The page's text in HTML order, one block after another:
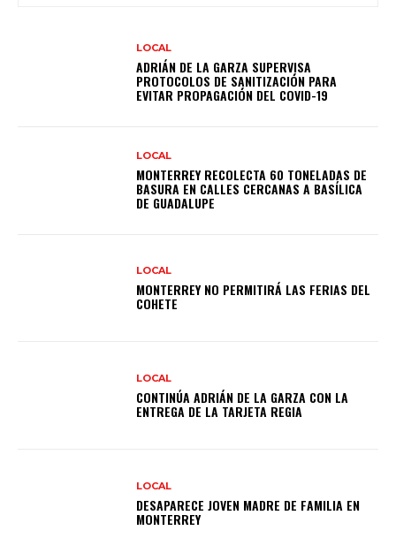
LOCAL
ADRIÁN DE LA GARZA SUPERVISA
PROTOCOLOS DE SANITIZACIÓN PARA
EVITAR PROPAGACIÓN DEL COVID-19
LOCAL
MONTERREY RECOLECTA 60 TONELADAS DE
BASURA EN CALLES CERCANAS A BASÍLICA
DE GUADALUPE
LOCAL
MONTERREY NO PERMITIRÁ LAS FERIAS DEL
COHETE
LOCAL
CONTINÚA ADRIÁN DE LA GARZA CON LA
ENTREGA DE LA TARJETA REGIA
LOCAL
DESAPARECE JOVEN MADRE DE FAMILIA EN
MONTERREY